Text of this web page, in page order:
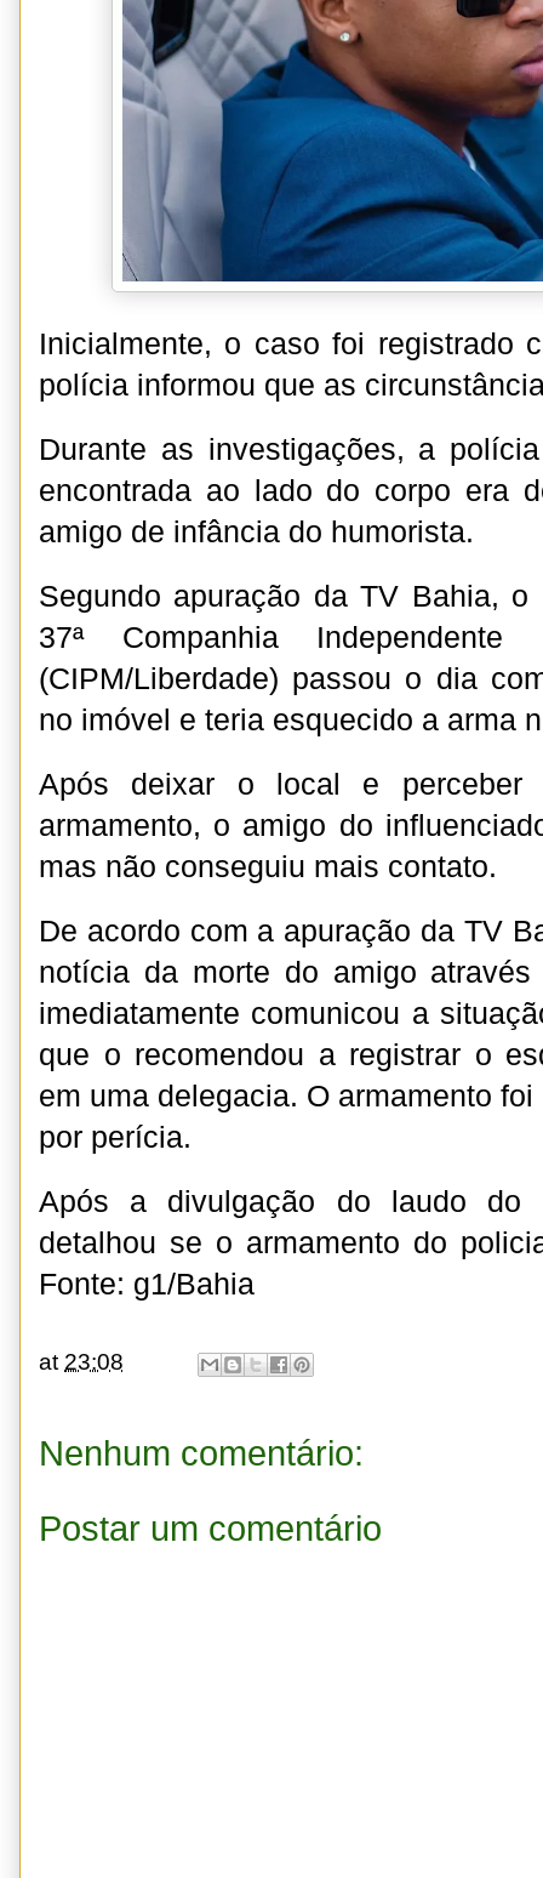
Inicialmente, o caso foi registrado
polícia informou que as
Durante as investigações, a
encontrada ao lado do corpo era
amigo de infância do humorista.
Segundo apuração da TV Bahia,
37ª Companhia
(CIPM/Liberdade) passou o dia
no imóvel e teria esquecido a arma
Após deixar o local e
armamento, o amigo do
mas não conseguiu mais contato.
De acordo com a apuração da TV
notícia da morte do amigo
imediatamente comunicou a
que o recomendou a registrar o
em uma delegacia. O armamento
por perícia.
Após a divulgação do laudo do
detalhou se o armamento do
Fonte: g1/Bahia
at 23:08
Nenhum comentário:
Postar um comentário